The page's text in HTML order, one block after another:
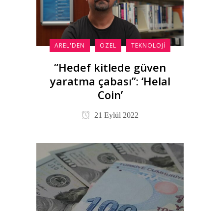
AREL'DEN ÖZEL TEKNOLOJI
“Hedef kitlede güven
yaratma çabası”: ‘Helal
Coin’
21 Eylül 2022